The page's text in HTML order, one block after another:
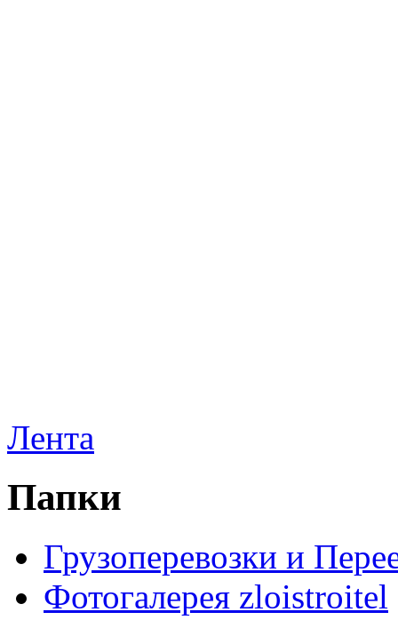
Лента
Папки
Грузоперевозки и
Фотогалерея zloistroitel